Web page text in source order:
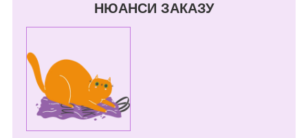
НЮАНСИ ЗАКАЗУ